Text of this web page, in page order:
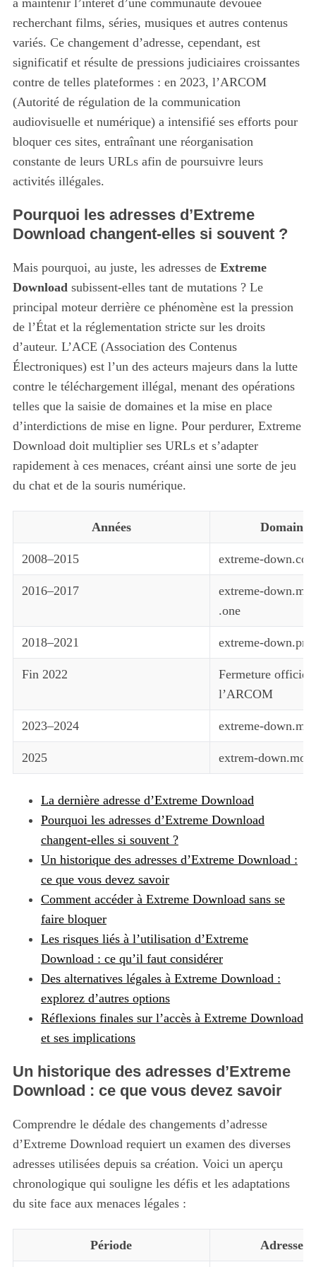
recherchant films, séries, musiques et autres contenus
variés. Ce changement d’adresse, cependant, est
significatif et résulte de pressions judiciaires croissantes
contre de telles plateformes : en 2023, l’ARCOM
(Autorité de régulation de la communication
audiovisuelle et numérique) a intensifié ses efforts pour
bloquer ces sites, entraînant une réorganisation
constante de leurs URLs afin de poursuivre leurs
activités illégales.
Pourquoi les adresses d’Extreme
Download changent-elles si souvent ?
Mais pourquoi, au juste, les adresses de Extreme
Download subissent-elles tant de mutations ? Le
principal moteur derrière ce phénomène est la pression
de l’État et la réglementation stricte sur les droits
d’auteur. L’ACE (Association des Contenus
Électroniques) est l’un des acteurs majeurs dans la lutte
contre le téléchargement illégal, menant des opérations
telles que la saisie de domaines et la mise en place
d’interdictions de mise en ligne. Pour perdurer, Extreme
Download doit multiplier ses URLs et s’adapter
rapidement à ces menaces, créant ainsi une sorte de jeu
du chat et de la souris numérique.
Années
2008–2015 extreme-
2016–2017
extreme-
.one
2018–2021 extreme-
Fin 2022
Fermeture
l’ARCOM
2023–2024 extreme-
2025 extrem-
La dernière adresse d’Extreme Download
Pourquoi les adresses d’Extreme Download
changent-elles si souvent ?
Un historique des adresses d’Extreme Download :
ce que vous devez savoir
Comment accéder à Extreme Download sans se
faire bloquer
Les risques liés à l’utilisation d’Extreme
Download : ce qu’il faut considérer
Des alternatives légales à Extreme Download :
explorez d’autres options
Réflexions finales sur l’accès à Extreme Download
et ses implications
Un historique des adresses d’Extreme
Download : ce que vous devez savoir
Comprendre le dédale des changements d’adresse
d’Extreme Download requiert un examen des diverses
adresses utilisées depuis sa création. Voici un aperçu
chronologique qui souligne les défis et les adaptations
du site face aux menaces légales :
Période Adresses